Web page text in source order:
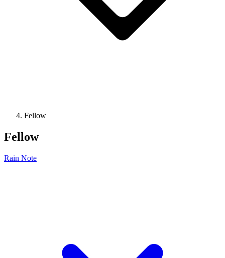
Fellow
Fellow
Rain Note